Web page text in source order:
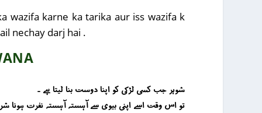
wazifa karne ka tarika aur iss wazifa k
nechay darj hai .
شوہر جب کسی لڑکی کو اپنا دوست بنا لیتا ہے ۔
تو اس وقت اسے اپنی بیوی سے آہستہ آہستہ نفرت ہونا